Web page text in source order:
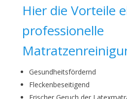
Hier die Vorteile
professionelle
Gesundheitsfördernd
Fleckenbeseitigend